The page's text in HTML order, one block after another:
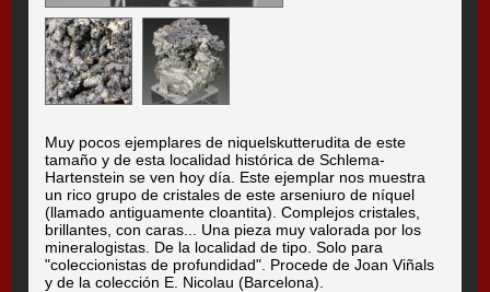
Muy pocos ejemplares de niquelskutterudita de este
tamaño y de esta localidad histórica de Schlema-
Hartenstein se ven hoy día. Este ejemplar nos muestra
un rico grupo de cristales de este arseniuro de níquel
(llamado antiguamente cloantita). Complejos cristales,
brillantes, con caras... Una pieza muy valorada por los
mineralogistas. De la localidad de tipo. Solo para
"coleccionistas de profundidad". Procede de Joan Viñals
y de la colección E. Nicolau (Barcelona).